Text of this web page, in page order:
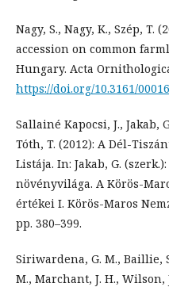
Nagy, S., Nagy, K., Szép, T.
accession on common
Hungary. Acta
https://doi.org/10.3161/
Sallainé Kapocsi, J., Jakab,
Tóth, T. (2012): A Dél-
Listája. In: Jakab, G.
növényvilága. A Körös-
értékei I. Körös-Maros
pp. 380–399.
Siriwardena, G. M., Baillie,
M., Marchant, J. H., Wilson,